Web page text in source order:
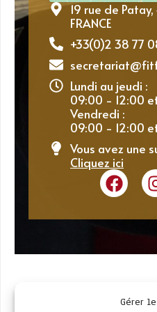
Gérer
19 rue de
FRANCE
+33(0)2 38 77
Lundi au jeudi :
09:00 - 12:00
Vendredi :
09:00 - 12:00
Vous avez une
Cliquez ici